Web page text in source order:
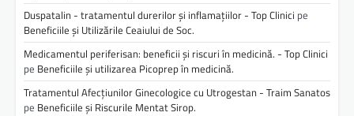
Duspatalin - tratamentul durerilor și inflamațiilor - Top Clinici pe
Beneficiile și Utilizările Ceaiului de Soc.
Medicamentul periferisan: beneficii și riscuri în medicină. - Top Clinici
pe Beneficiile și utilizarea Picoprep în medicină.
Tratamentul Afecțiunilor Ginecologice cu Utrogestan - Traim Sanatos
pe Beneficiile și Riscurile Mentat Sirop.